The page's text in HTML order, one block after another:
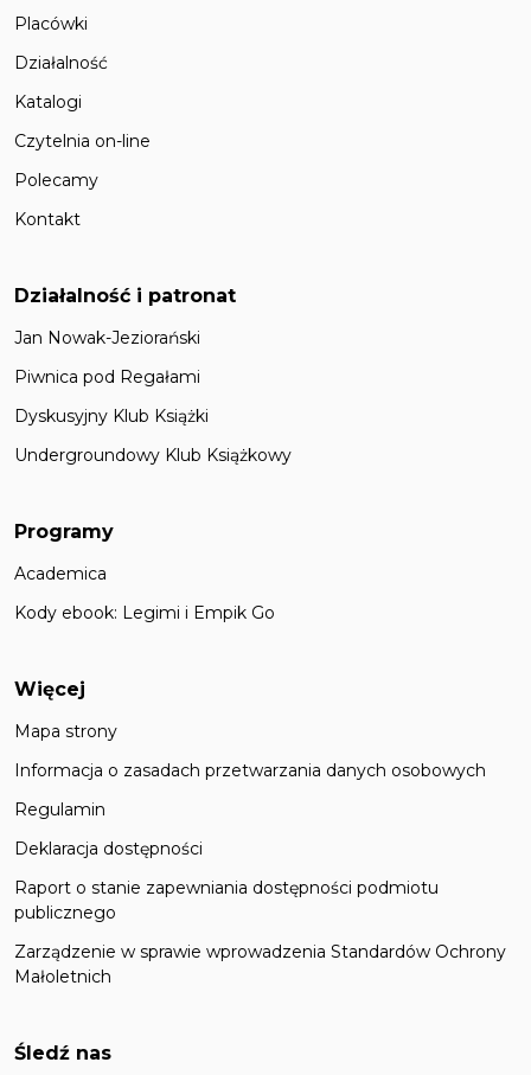
Placówki
Działalność
Katalogi
Czytelnia on-line
Polecamy
Kontakt
Działalność i patronat
Jan Nowak-Jeziorański
Piwnica pod Regałami
Dyskusyjny Klub Książki
Undergroundowy Klub Książkowy
Programy
Academica
Kody ebook: Legimi i Empik Go
Więcej
Mapa strony
Informacja o zasadach przetwarzania danych osobowych
Regulamin
Deklaracja dostępności
Raport o stanie zapewniania dostępności podmiotu
publicznego
Zarządzenie w sprawie wprowadzenia Standardów Ochrony
Małoletnich
Śledź nas